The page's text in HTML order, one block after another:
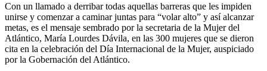
Con un llamado a derribar todas aquellas barreras que les impiden
unirse y comenzar a caminar juntas para “volar alto” y así alcanzar
metas, es el mensaje sembrado por la secretaria de la Mujer del
Atlántico, María Lourdes Dávila, en las 300 mujeres que se dieron
cita en la celebración del Día Internacional de la Mujer, auspiciado
por la Gobernación del Atlántico.